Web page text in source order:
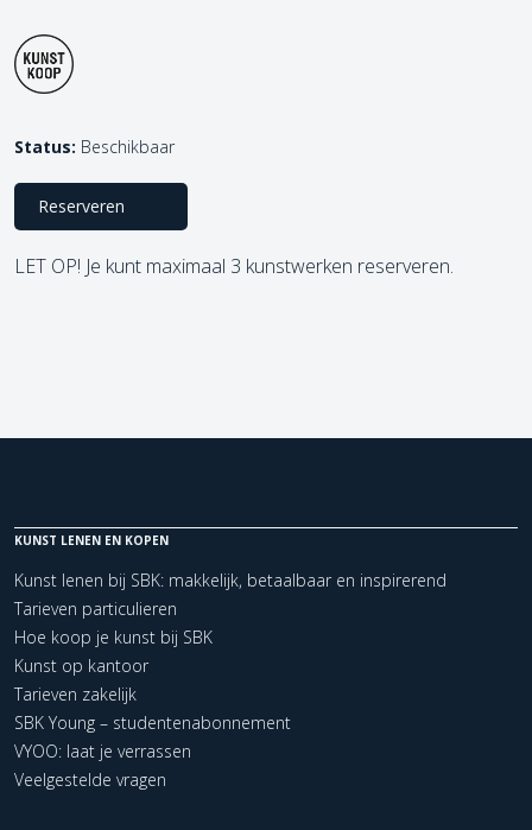
Status: Beschikbaar
Reserveren
LET OP! Je kunt maximaal 3 kunstwerken reserveren.
KUNST LENEN EN KOPEN
Kunst lenen bij SBK: makkelijk, betaalbaar en inspirerend
Tarieven particulieren
Hoe koop je kunst bij SBK
Kunst op kantoor
Tarieven zakelijk
SBK Young – studentenabonnement
VYOO: laat je verrassen
Veelgestelde vragen